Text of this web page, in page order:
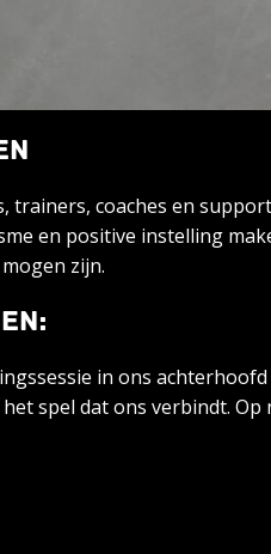
coaches en
en positive instelling
zijn.
in ons
spel dat ons verbindt. Op